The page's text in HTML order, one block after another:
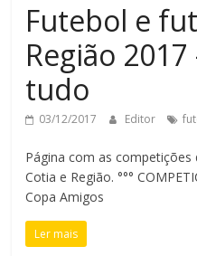
Futebol e
Região
tudo
03/12/2017 Editor
Página com as
Cotia e Região. °°°
Copa Amigos
Ler mais